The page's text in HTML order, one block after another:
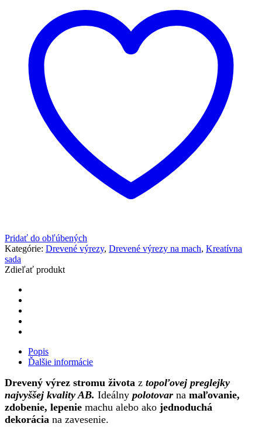
Pridať do obľúbených
Kategórie: Drevené výrezy, Drevené výrezy na mach, Kreatívna
sada
Zdieľať produkt
Popis
Ďalšie informácie
Drevený výrez stromu života z topoľovej preglejky
najvyššej kvality AB. Ideálny polotovar na maľovanie,
zdobenie, lepenie machu alebo ako jednoduchá
dekorácia na zavesenie.